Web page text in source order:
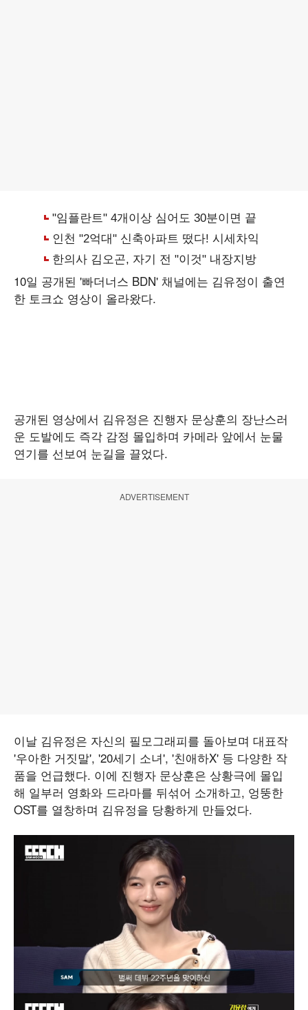
10일 공개된 '빠더너스 BDN' 채널에는 김유정이 출연
한 토크쇼 영상이 올라왔다.
공개된 영상에서 김유정은 진행자 문상훈의 장난스러
운 도발에도 즉각 감정 몰입하며 카메라 앞에서 눈물
연기를 선보여 눈길을 끌었다.
ADVERTISEMENT
이날 김유정은 자신의 필모그래피를 돌아보며 대표작
'우아한 거짓말', '20세기 소녀', '친애하X' 등 다양한 작
품을 언급했다. 이에 진행자 문상훈은 상황극에 몰입
해 일부러 영화와 드라마를 뒤섞어 소개하고, 엉뚱한
OST를 열창하며 김유정을 당황하게 만들었다.